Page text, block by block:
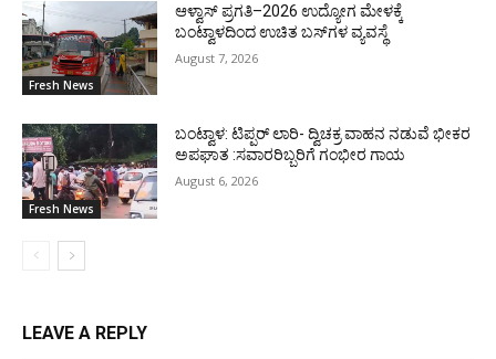
Fresh News
ಆಳ್ವಾಸ್ ಪ್ರಗತಿ–2026 ಉದ್ಯೋಗ ಮೇಳಕ್ಕೆ
ಬಂಟ್ವಾಳದಿಂದ ಉಚಿತ ಬಸ್‌ಗಳ ವ್ಯವಸ್ಥೆ
August 7, 2026
Fresh News
ಬಂಟ್ವಾಳ: ಟಿಪ್ಪರ್ ಲಾರಿ- ದ್ವಿಚಕ್ರ ವಾಹನ ನಡುವೆ ಭೀಕರ
ಅಪಘಾತ :ಸವಾರರಿಬ್ಬರಿಗೆ ಗಂಭೀರ ಗಾಯ
August 6, 2026
LEAVE A REPLY